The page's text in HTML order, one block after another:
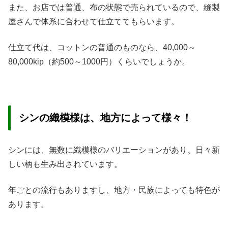
また、お店では普通、布の状態で売られているので、縫製
屋さんで体系に合わせて仕立ててもらいます。
仕立て代は、コットンの普通のものなら、40,000～
80,000kip（約500～1000円）くらいでしょうか。
シンの織模様は、地方によって様々！
シンには、無数に織模様のバリエーションがあり、日々新
しい柄も生み出されています。
年ごとの流行もありますし、地方・民族によっても特色が
あります。